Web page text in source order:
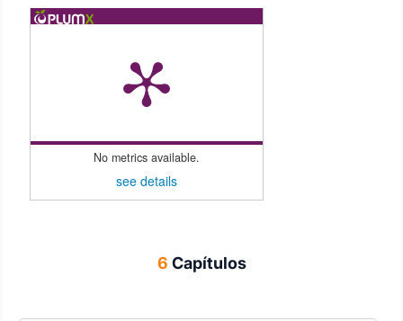
No metrics available.
see details
6 Capítulos